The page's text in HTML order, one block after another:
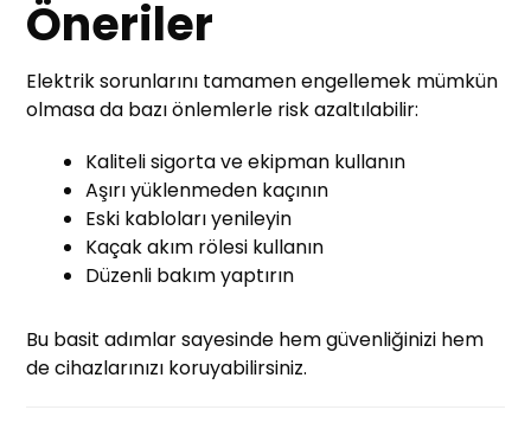
Öneriler
Elektrik sorunlarını tamamen engellemek mümkün
olmasa da bazı önlemlerle risk azaltılabilir:
Kaliteli sigorta ve ekipman kullanın
Aşırı yüklenmeden kaçının
Eski kabloları yenileyin
Kaçak akım rölesi kullanın
Düzenli bakım yaptırın
Bu basit adımlar sayesinde hem güvenliğinizi hem
de cihazlarınızı koruyabilirsiniz.